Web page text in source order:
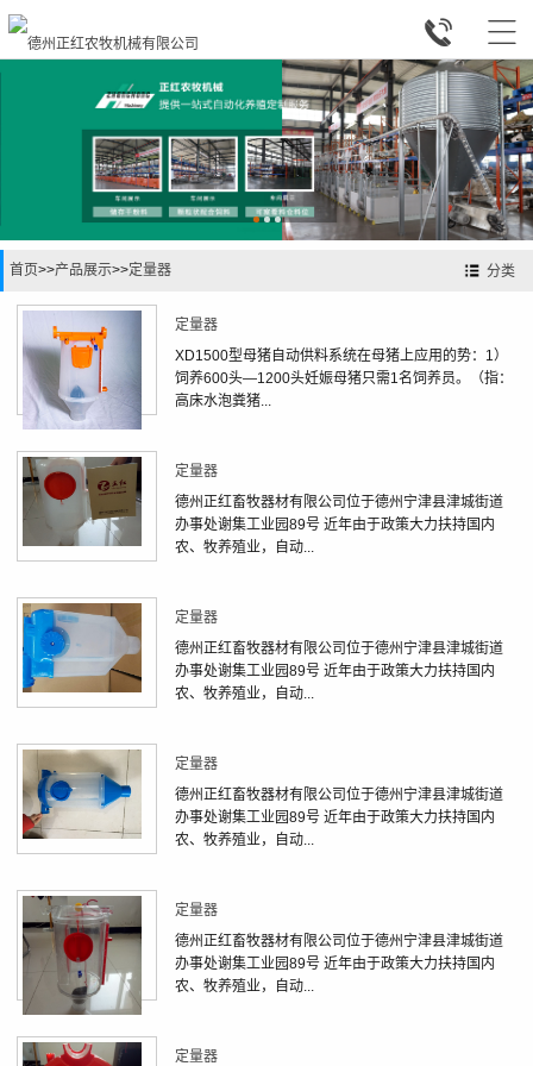


分类
首页>>产品展示>>定量器
定量器
XD1500型母猪自动供料系统在母猪上应用的势：1）
饲养600头—1200头妊娠母猪只需1名饲养员。（指：
高床水泡粪猪...
定量器
德州正红畜牧器材有限公司位于德州宁津县津城街道
办事处谢集工业园89号 近年由于政策大力扶持国内
农、牧养殖业，自动...
定量器
德州正红畜牧器材有限公司位于德州宁津县津城街道
办事处谢集工业园89号 近年由于政策大力扶持国内
农、牧养殖业，自动...
定量器
德州正红畜牧器材有限公司位于德州宁津县津城街道
办事处谢集工业园89号 近年由于政策大力扶持国内
农、牧养殖业，自动...
定量器
德州正红畜牧器材有限公司位于德州宁津县津城街道
办事处谢集工业园89号 近年由于政策大力扶持国内
农、牧养殖业，自动...
定量器